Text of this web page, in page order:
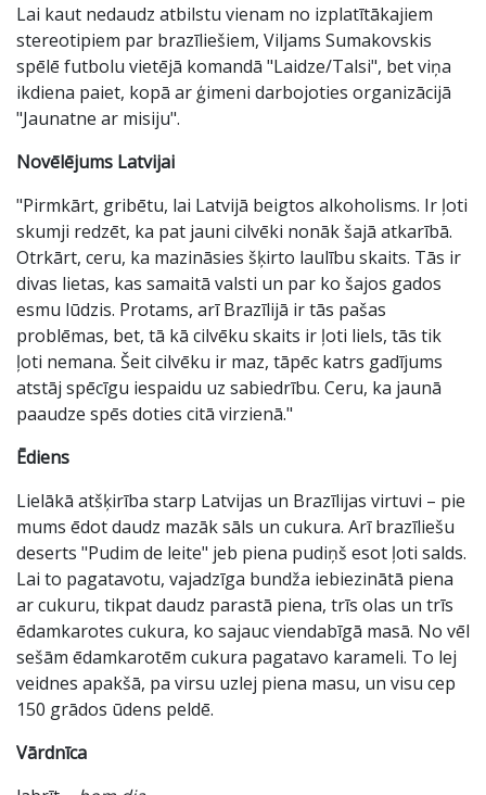
Lai kaut nedaudz atbilstu vienam no izplatītākajiem
stereotipiem par brazīliešiem, Viljams Sumakovskis
spēlē futbolu vietējā komandā "Laidze/Talsi", bet viņa
ikdiena paiet, kopā ar ģimeni darbojoties organizācijā
"Jaunatne ar misiju".
Novēlējums Latvijai
"Pirmkārt, gribētu, lai Latvijā beigtos alkoholisms. Ir ļoti
skumji redzēt, ka pat jauni cilvēki nonāk šajā atkarībā.
Otrkārt, ceru, ka mazināsies šķirto laulību skaits. Tās ir
divas lietas, kas samaitā valsti un par ko šajos gados
esmu lūdzis. Protams, arī Brazīlijā ir tās pašas
problēmas, bet, tā kā cilvēku skaits ir ļoti liels, tās tik
ļoti nemana. Šeit cilvēku ir maz, tāpēc katrs gadījums
atstāj spēcīgu iespaidu uz sabiedrību. Ceru, ka jaunā
paaudze spēs doties citā virzienā."
Ēdiens
Lielākā atšķirība starp Latvijas un Brazīlijas virtuvi – pie
mums ēdot daudz mazāk sāls un cukura. Arī brazīliešu
deserts "Pudim de leite" jeb piena pudiņš esot ļoti salds.
Lai to pagatavotu, vajadzīga bundža iebiezinātā piena
ar cukuru, tikpat daudz parastā piena, trīs olas un trīs
ēdamkarotes cukura, ko sajauc viendabīgā masā. No vēl
sešām ēdamkarotēm cukura pagatavo karameli. To lej
veidnes apakšā, pa virsu uzlej piena masu, un visu cep
150 grādos ūdens peldē.
Vārdnīca